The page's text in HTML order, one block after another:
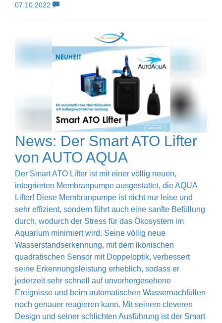
07.10.2022
News: Der Smart ATO Lifter
von AUTO AQUA
Der Smart ATO Lifter ist mit einer völlig neuen,
integrierten Membranpumpe ausgestattet, die AQUA
Lifter! Diese Membranpumpe ist nicht nur leise und
sehr effizient, sondern führt auch eine sanfte Befüllung
durch, wodurch der Stress für das Ökosystem im
Aquarium minimiert wird. Seine völlig neue
Wasserstandserkennung, mit dem ikonischen
quadratischen Sensor mit Doppeloptik, verbessert
seine Erkennungsleistung erheblich, sodass er
jederzeit sehr schnell auf unvorhergesehene
Ereignisse und beim automatischen Wassernachfüllen
noch genauer reagieren kann. Mit seinem cleveren
Design und seiner schlichten Ausführung ist der Smart